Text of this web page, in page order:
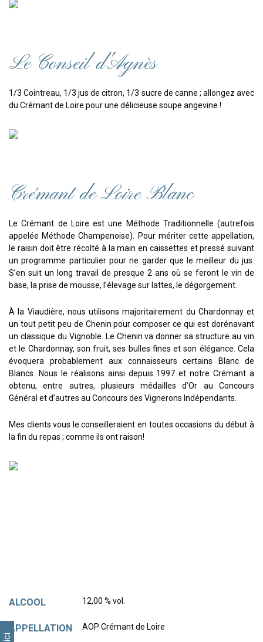
Le Conseil d'Agnès
1/3 Cointreau, 1/3 jus de citron, 1/3 sucre de canne ; allongez avec
du Crémant de Loire pour une délicieuse soupe angevine !
Crémant de Loire Blanc
Le Crémant de Loire est une Méthode Traditionnelle (autrefois
appelée Méthode Champenoise). Pour mériter cette appellation,
le raisin doit être récolté à la main en caissettes et pressé suivant
un programme particulier pour ne garder que le meilleur du jus.
S’en suit un long travail de presque 2 ans où se feront le vin de
base, la prise de mousse, l’élevage sur lattes, le dégorgement.
À la Viaudière, nous utilisons majoritairement du Chardonnay et
un tout petit peu de Chenin pour composer ce qui est dorénavant
un classique du Vignoble. Le Chenin va donner sa structure au vin
et le Chardonnay, son fruit, ses bulles fines et son élégance. Cela
évoquera probablement aux connaisseurs certains Blanc de
Blancs. Nous le réalisons ainsi depuis 1997 et notre Crémant a
obtenu, entre autres, plusieurs médailles d’Or au Concours
Général et d’autres au Concours des Vignerons Indépendants.
Mes clients vous le conseilleraient en toutes occasions du début à
la fin du repas ; comme ils ont raison!
ALCOOL 12,00 % vol.
APPELLATION AOP Crémant de Loire